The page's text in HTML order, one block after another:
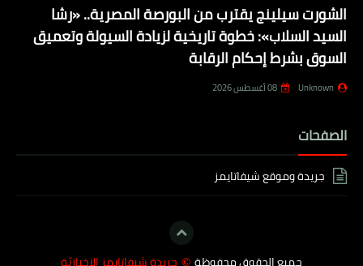
الشورت سيلينج يقترب من البورصة المصرية.. «رشا
السيد السلاب»: خطوة تاريخية لزيادة السيولة وتعميق
السوق بشرط إحكام الرقابة
Unknown 08 أغسطس 2026
الصفحات
جريدة وموقع شيفاتايمز
©